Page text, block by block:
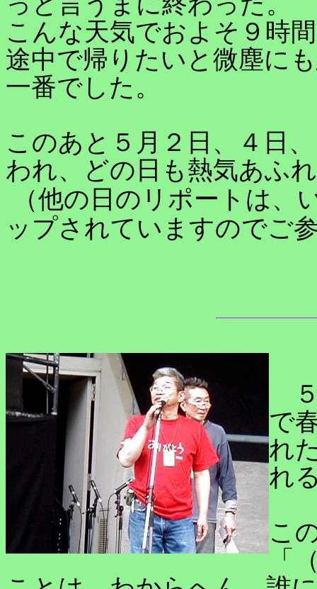
こんな天気でおよそ９時
途中で帰りたいと微塵に
一番でした。
このあと５月２日、４日
われ、どの日も熱気あふ
（他の日のリポートは
ップされていますのでご
５
で
れ
れ
こ
「